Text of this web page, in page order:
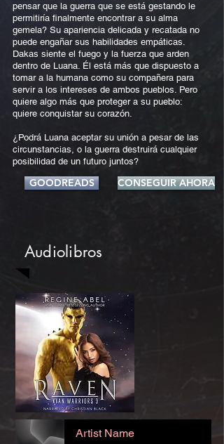
pensar que la guerra que se está gestando le
permitiría finalmente encontrar a su alma
gemela? Su apariencia delicada y recatada no
puede engañar sus habilidades empáticas.
Dakas siente el fuego y la fuerza que arden
dentro de Luana. Él está más que dispuesto a
tomar a la humana como su compañera para
servir a los intereses de ambos pueblos. Pero
quiere algo más que proteger a su pueblo:
quiere conquistar su corazón.
¿Podrá Luana aceptar su unión a pesar de las
circunstancias, o la guerra destruirá cualquier
posibilidad de un futuro juntos?
GOODREADS CONSEGUIR AHORA
Audiolibros
Artist Name